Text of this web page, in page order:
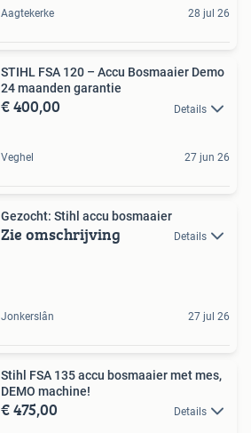
Aagtekerke 28 jul 26
STIHL FSA 120 – Accu Bosmaaier Demo
24 maanden garantie
€ 400,00 Details
Veghel 27 jun 26
Gezocht: Stihl accu bosmaaier
Zie omschrijving Details
Jonkerslân 27 jul 26
Stihl FSA 135 accu bosmaaier met mes,
DEMO machine!
€ 475,00 Details